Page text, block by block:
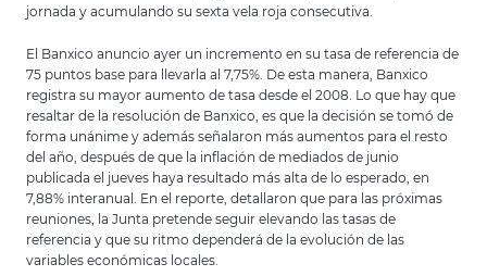
jornada y acumulando su sexta vela roja consecutiva.
El Banxico anuncio ayer un incremento en su tasa de referencia de
75 puntos base para llevarla al 7,75%. De esta manera, Banxico
registra su mayor aumento de tasa desde el 2008. Lo que hay que
resaltar de la resolución de Banxico, es que la decisión se tomó de
forma unánime y además señalaron más aumentos para el resto
del año, después de que la inflación de mediados de junio
publicada el jueves haya resultado más alta de lo esperado, en
7,88% interanual. En el reporte, detallaron que para las próximas
reuniones, la Junta pretende seguir elevando las tasas de
referencia y que su ritmo dependerá de la evolución de las
variables económicas locales.